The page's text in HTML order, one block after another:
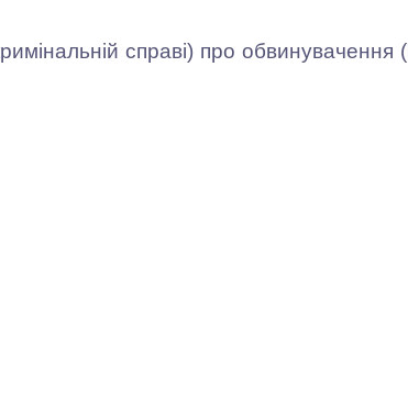
справі) про обвинувачення